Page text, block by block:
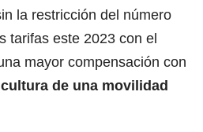
la restricción del número
tarifas este 2023 con el
mayor compensación con
cultura de una movilidad